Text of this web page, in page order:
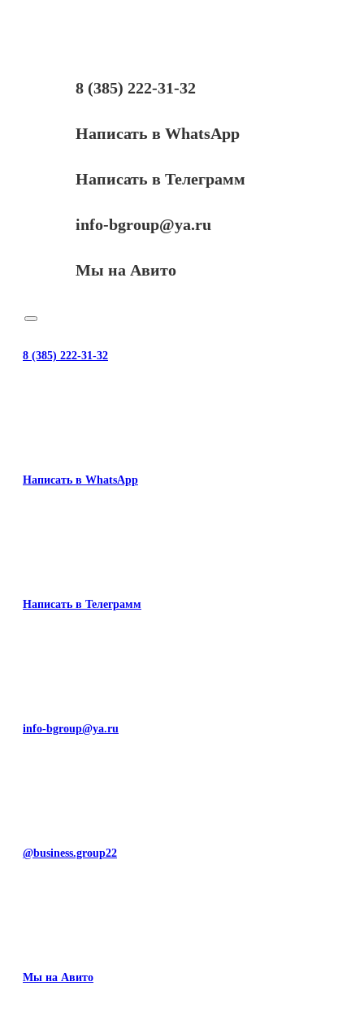
(106R01395),8 (385) 222-31-32
Написать в WhatsApp
Написать в Телеграмм
info-bgroup@ya.ru
Мы на Авито
8 (385) 222-31-32
Написать в WhatsApp
Написать в Телеграмм
info-bgroup@ya.ru
@business.group22
Мы на Авито